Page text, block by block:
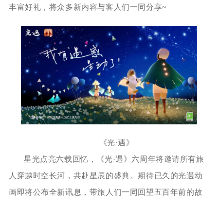
丰富好礼，将众多新内容与客人们一同分享~
《光·遇》
星光点亮六载回忆，《光·遇》六周年将邀请所有旅
人穿越时空长河，共赴星辰的盛典。期待已久的光遇动
画即将公布全新讯息，带旅人们一同回望五百年前的故